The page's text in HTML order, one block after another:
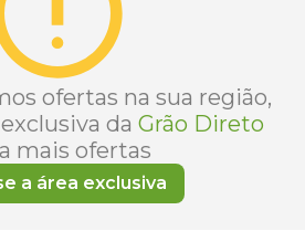
ofertas na sua região,
da Grão Direto
mais ofertas
a área exclusiva